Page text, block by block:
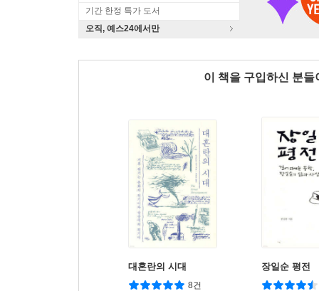
기간 한정 특가 도서
오직, 예스24에서만
이 책을 구입하신 분
대혼란의 시대
8건
장일순 평전